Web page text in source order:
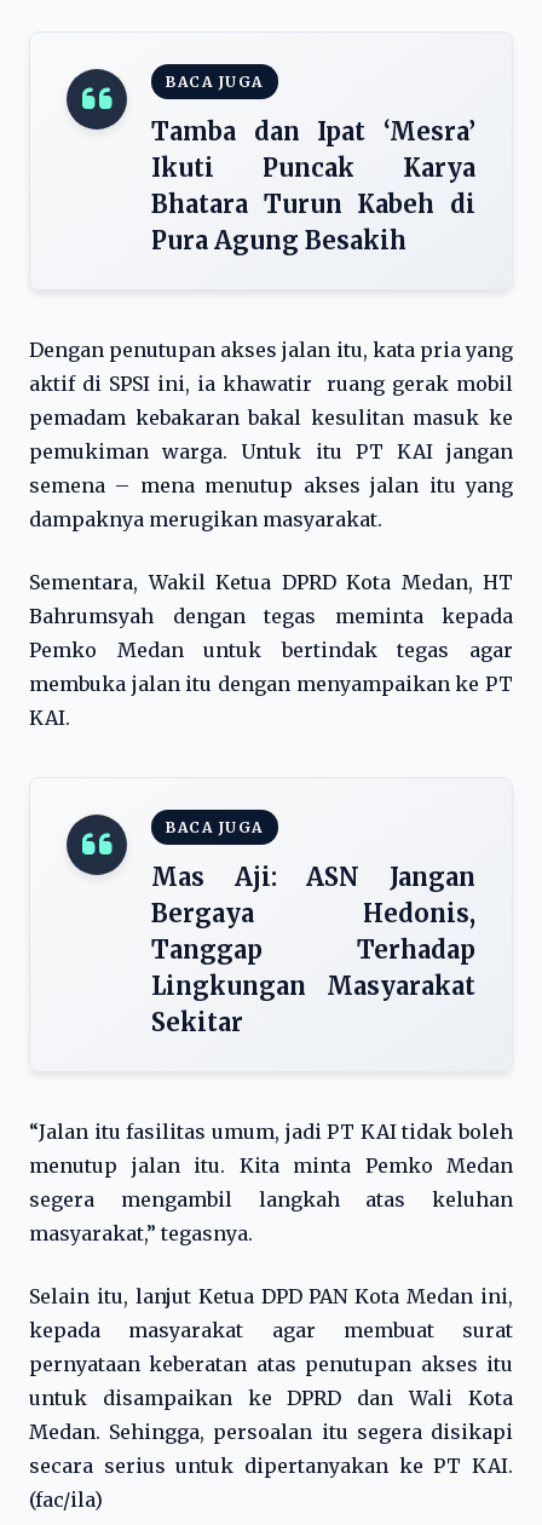
BACA JUGA
Tamba dan Ipat ‘Mesra’
Ikuti Puncak Karya
Bhatara Turun Kabeh di
Pura Agung Besakih
Dengan penutupan akses jalan itu, kata pria yang
aktif di SPSI ini, ia khawatir ruang gerak mobil
pemadam kebakaran bakal kesulitan masuk ke
pemukiman warga. Untuk itu PT KAI jangan
semena – mena menutup akses jalan itu yang
dampaknya merugikan masyarakat.
Sementara, Wakil Ketua DPRD Kota Medan, HT
Bahrumsyah dengan tegas meminta kepada
Pemko Medan untuk bertindak tegas agar
membuka jalan itu dengan menyampaikan ke PT
KAI.
BACA JUGA
Mas Aji: ASN Jangan
Bergaya Hedonis,
Tanggap Terhadap
Lingkungan Masyarakat
Sekitar
“Jalan itu fasilitas umum, jadi PT KAI tidak boleh
menutup jalan itu. Kita minta Pemko Medan
segera mengambil langkah atas keluhan
masyarakat,” tegasnya.
Selain itu, lanjut Ketua DPD PAN Kota Medan ini,
kepada masyarakat agar membuat surat
pernyataan keberatan atas penutupan akses itu
untuk disampaikan ke DPRD dan Wali Kota
Medan. Sehingga, persoalan itu segera disikapi
secara serius untuk dipertanyakan ke PT KAI.
(fac/ila)